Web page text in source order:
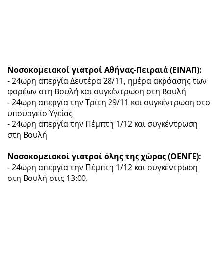
Νοσοκομειακοί γιατροί Αθήνας-Πειραιά (ΕΙΝΑΠ):
- 24ωρη απεργία Δευτέρα 28/11, ημέρα ακρόασης των
φορέων στη Βουλή και συγκέντρωση στη Βουλή
- 24ωρη απεργία την Τρίτη 29/11 και συγκέντρωση στο
υπουργείο Υγείας
- 24ωρη απεργία την Πέμπτη 1/12 και συγκέντρωση
στη Βουλή
Νοσοκομειακοί γιατροί όλης της χώρας (ΟΕΝΓΕ):
- 24ωρη απεργία την Πέμπτη 1/12 και συγκέντρωση
στη Βουλή στις 13:00.